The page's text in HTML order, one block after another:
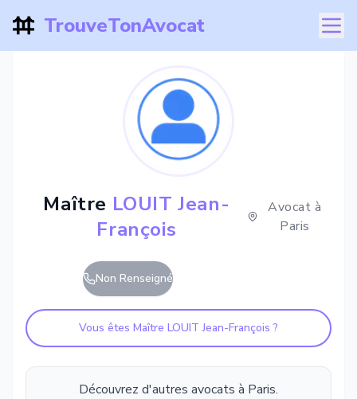
TrouveTonAvocat
Maître LOUIT Jean-
François
Avocat à
Paris
Non Renseigné
Vous êtes Maître LOUIT Jean-François ?
Découvrez d'autres avocats à Paris.